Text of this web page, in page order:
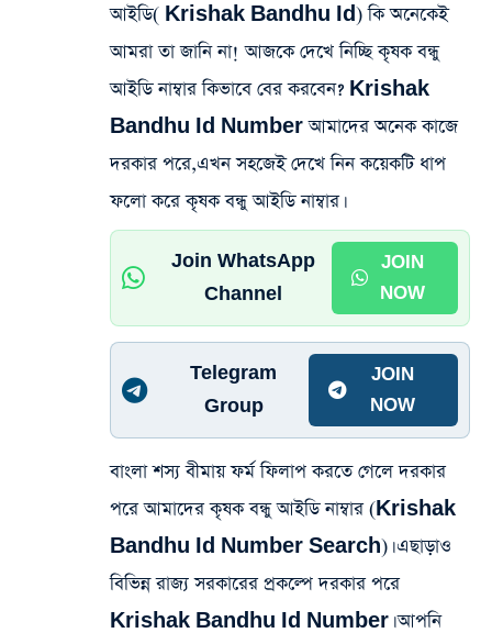
আইডি( Krishak Bandhu Id) কি অনেকেই
আমরা তা জানি না! আজকে দেখে নিচ্ছি কৃষক বন্ধু
আইডি নাম্বার কিভাবে বের করবেন? Krishak
Bandhu Id Numberআমাদের অনেক কাজে
দরকার পরে,এখন সহজেই দেখে নিন কয়েকটি ধাপ
ফলো করেকৃষক বন্ধু আইডি নাম্বার।
Join WhatsApp
Channel
JOIN
NOW
Telegram
Group
JOIN
NOW
বাংলা শস্য বীমায় ফর্ম ফিলাপ করতে গেলে দরকার
পরে আমাদের কৃষক বন্ধু আইডি নাম্বার (Krishak
Bandhu Id Number Search)। এছাড়াও
বিভিন্ন রাজ্য সরকারের প্রকল্পে দরকার পরে
Krishak Bandhu Id Number । আপনি